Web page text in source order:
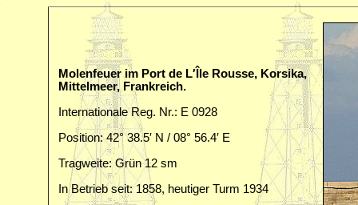
Molenfeuer im Port de L′Île Rousse, Korsika,
Mittelmeer, Frankreich.
Internationale Reg. Nr.: E 0928
Position: 42° 38.5′ N / 08° 56.4′ E
Tragweite: Grün 12 sm
In Betrieb seit: 1858, heutiger Turm 1934